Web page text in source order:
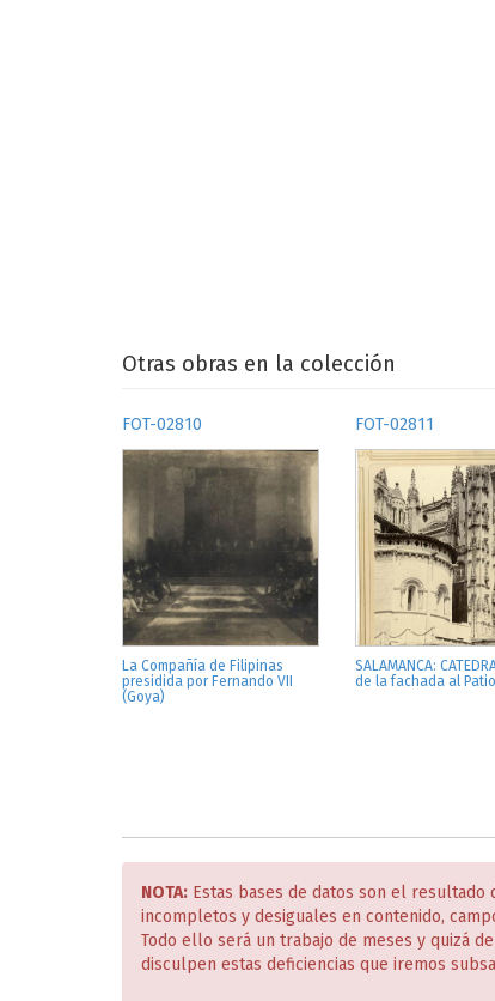
Otras obras en la colección
FOT-02810
La Compañía de Filipinas
presidida por Fernando VII
(Goya)
FOT-02811
SALAMANCA:
de la fachada al
NOTA: Estas bases de datos son el
incompletos y desiguales en contenido,
Todo ello será un trabajo de meses y quizá
disculpen estas deficiencias que iremos